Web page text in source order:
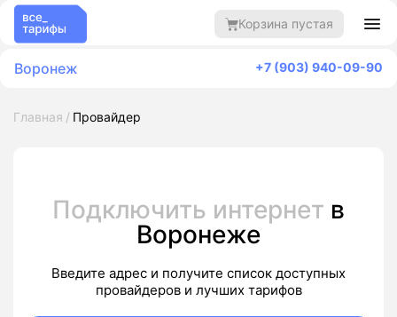
Корзина пустая
Воронеж +7 (903) 940-09-90
Главная Провайдер
Подключить интернет в
Воронеже
Введите адрес и получите список доступных
провайдеров и лучших тарифов